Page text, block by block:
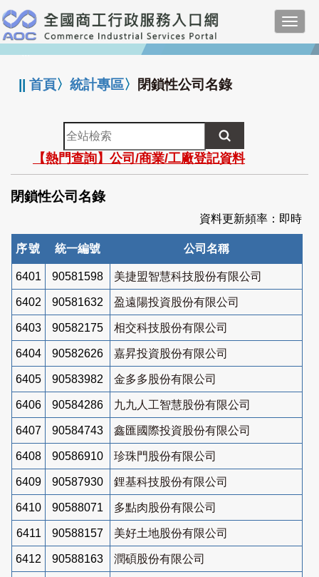
跳
到
主
要
:::
||首頁〉統計專區〉 閉鎖性公司名錄
全
站
檢
索
【熱門查詢】公司/商業/工廠登記資料
閉鎖性公司名錄
資料更新頻率：即時
序號 統一編號 公司名稱
6401 90581598 美捷盟智慧科技股份有限公司
6402 90581632 盈遠陽投資股份有限公司
6403 90582175 相交科技股份有限公司
6404 90582626 嘉昇投資股份有限公司
6405 90583982 金多多股份有限公司
6406 90584286 九九人工智慧股份有限公司
6407 90584743 鑫匯國際投資股份有限公司
6408 90586910 珍珠門股份有限公司
6409 90587930 鋰基科技股份有限公司
6410 90588071 多點肉股份有限公司
6411 90588157 美好土地股份有限公司
6412 90588163 潤碩股份有限公司